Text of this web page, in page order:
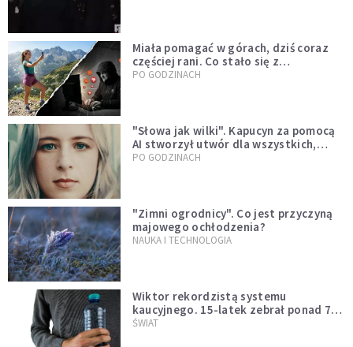
Miała pomagać w górach, dziś coraz
częściej rani. Co stało się z
Tatromaniakami?
PO GODZINACH
"Słowa jak wilki". Kapucyn za pomocą
AI stworzył utwór dla wszystkich,
którzy doświadczają hejtu
PO GODZINACH
"Zimni ogrodnicy". Co jest przyczyną
majowego ochłodzenia?
NAUKA I TECHNOLOGIA
Wiktor rekordzistą systemu
kaucyjnego. 15-latek zebrał ponad 7
tys. butelek i puszek
ŚWIAT